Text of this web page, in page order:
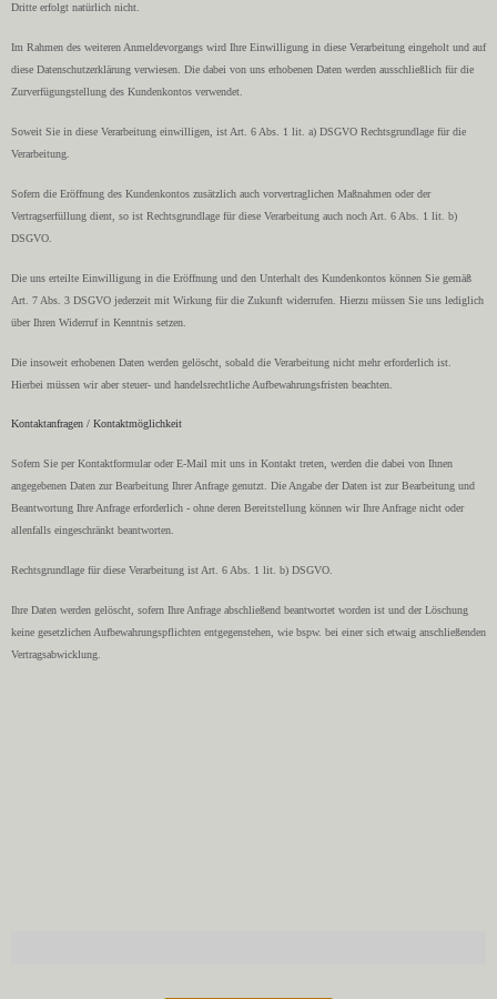
Dritte erfolgt natürlich nicht.
Im Rahmen des weiteren Anmeldevorgangs wird Ihre Einwilligung in diese Verarbeitung eingeholt und auf
diese Datenschutzerklärung verwiesen. Die dabei von uns erhobenen Daten werden ausschließlich für die
Zurverfügungstellung des Kundenkontos verwendet.
Soweit Sie in diese Verarbeitung einwilligen, ist Art. 6 Abs. 1 lit. a) DSGVO Rechtsgrundlage für die
Verarbeitung.
Sofern die Eröffnung des Kundenkontos zusätzlich auch vorvertraglichen Maßnahmen oder der
Vertragserfüllung dient, so ist Rechtsgrundlage für diese Verarbeitung auch noch Art. 6 Abs. 1 lit. b)
DSGVO.
Die uns erteilte Einwilligung in die Eröffnung und den Unterhalt des Kundenkontos können Sie gemäß
Art. 7 Abs. 3 DSGVO jederzeit mit Wirkung für die Zukunft widerrufen. Hierzu müssen Sie uns lediglich
über Ihren Widerruf in Kenntnis setzen.
Die insoweit erhobenen Daten werden gelöscht, sobald die Verarbeitung nicht mehr erforderlich ist.
Hierbei müssen wir aber steuer- und handelsrechtliche Aufbewahrungsfristen beachten.
Kontaktanfragen / Kontaktmöglichkeit
Sofern Sie per Kontaktformular oder E-Mail mit uns in Kontakt treten, werden die dabei von Ihnen
angegebenen Daten zur Bearbeitung Ihrer Anfrage genutzt. Die Angabe der Daten ist zur Bearbeitung und
Beantwortung Ihre Anfrage erforderlich - ohne deren Bereitstellung können wir Ihre Anfrage nicht oder
allenfalls eingeschränkt beantworten.
Rechtsgrundlage für diese Verarbeitung ist Art. 6 Abs. 1 lit. b) DSGVO.
Ihre Daten werden gelöscht, sofern Ihre Anfrage abschließend beantwortet worden ist und der Löschung
keine gesetzlichen Aufbewahrungspflichten entgegenstehen, wie bspw. bei einer sich etwaig anschließenden
Vertragsabwicklung.